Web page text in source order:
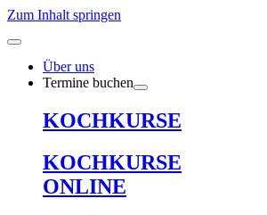
Zum Inhalt springen
Über uns
Termine buchen
KOCHKURSE
KOCHKURSE
ONLINE